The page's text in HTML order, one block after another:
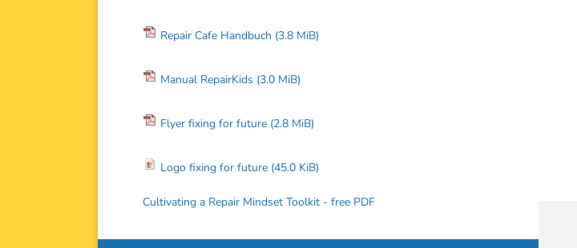
Repair Cafe Handbuch (3.8 MiB)
Manual RepairKids (3.0 MiB)
Flyer fixing for future (2.8 MiB)
Logo fixing for future (45.0 KiB)
Cultivating a Repair Mindset Toolkit - free PDF